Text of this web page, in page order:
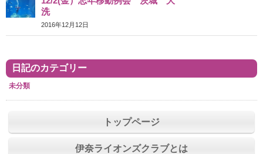
洗
2016年12月12日
日記のカテゴリー
未分類
トップページ
伊奈ライオンズクラブとは